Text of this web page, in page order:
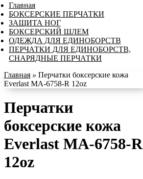
Главная
БОКСЕРСКИЕ ПЕРЧАТКИ
ЗАЩИТА НОГ
БОКСЕРСКИЙ ШЛЕМ
ОДЕЖДА ДЛЯ ЕДИНОБОРСТВ
ПЕРЧАТКИ ДЛЯ ЕДИНОБОРСТВ,
СНАРЯДНЫЕ ПЕРЧАТКИ
Главная » Перчатки боксерские кожа
Everlast MA-6758-R 12oz
Перчатки
боксерские кожа
Everlast MA-6758-R
12oz